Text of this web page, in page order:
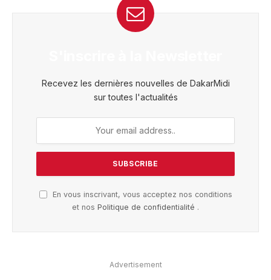
Recevez les dernières nouvelles de DakarMidi
sur toutes l'actualités
En vous inscrivant, vous acceptez nos conditions
et nos Politique de confidentialité .
Advertisement